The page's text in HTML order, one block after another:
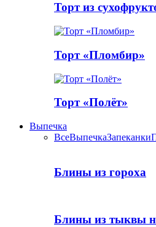
Торт из
Торт «Пломбир»
Торт «Полёт»
Выпечка
ВсеВыпечкаЗапеканки
Блины из гороха
Блины из тыквы